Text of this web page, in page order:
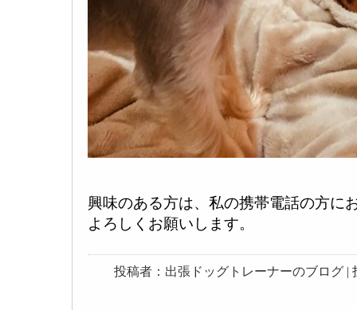
興味のある方は、私の携帯電話の方に
よろしくお願いします。
投稿者：出張ドッグトレーナーのブログ |